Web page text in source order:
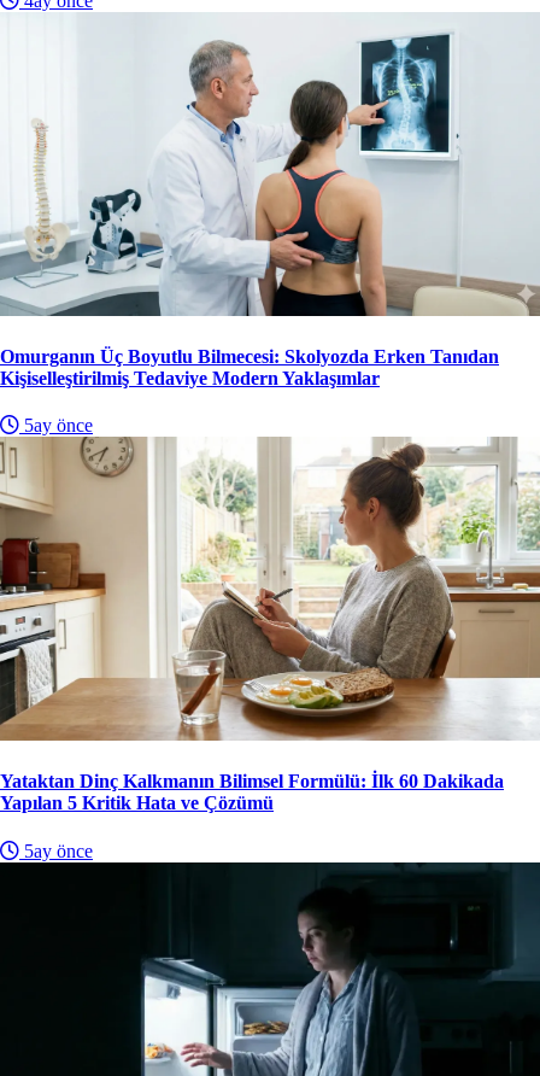
Omurganın Üç Boyutlu Bilmecesi: Skolyozda Erken Tanıdan
Kişiselleştirilmiş Tedaviye Modern Yaklaşımlar
5ay önce
Yataktan Dinç Kalkmanın Bilimsel Formülü: İlk 60 Dakikada
Yapılan 5 Kritik Hata ve Çözümü
5ay önce